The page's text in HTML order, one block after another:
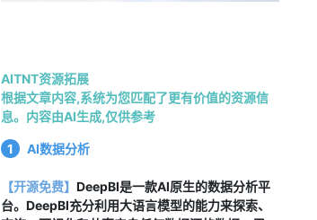
AITNT资源拓展
根据文章内容,系统为您匹配了更有价值的资源信
息。内容由AI生成,仅供参考
1 AI数据分析
【开源免费】 DeepBI是一款AI原生的数据分析平
台。DeepBI充分利用大语言模型的能力来探索、